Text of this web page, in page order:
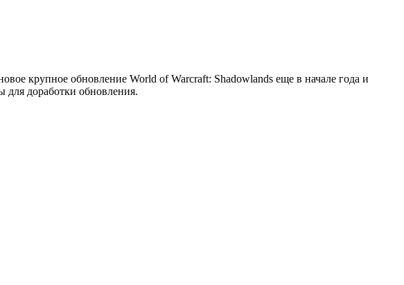
крупное обновление World of Warcraft: Shadowlands еще в начале года и
для доработки обновления.